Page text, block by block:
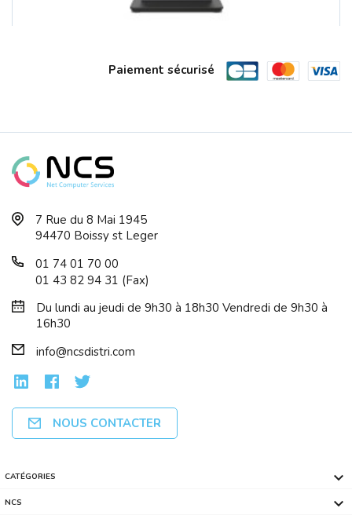
Paiement sécurisé
7 Rue du 8 Mai 1945
94470 Boissy st Leger
01 74 01 70 00
01 43 82 94 31 (Fax)
Du lundi au jeudi de 9h30 à 18h30 Vendredi de 9h30 à
16h30
info@ncsdistri.com
NOUS CONTACTER
CATÉGORIES 
NCS 